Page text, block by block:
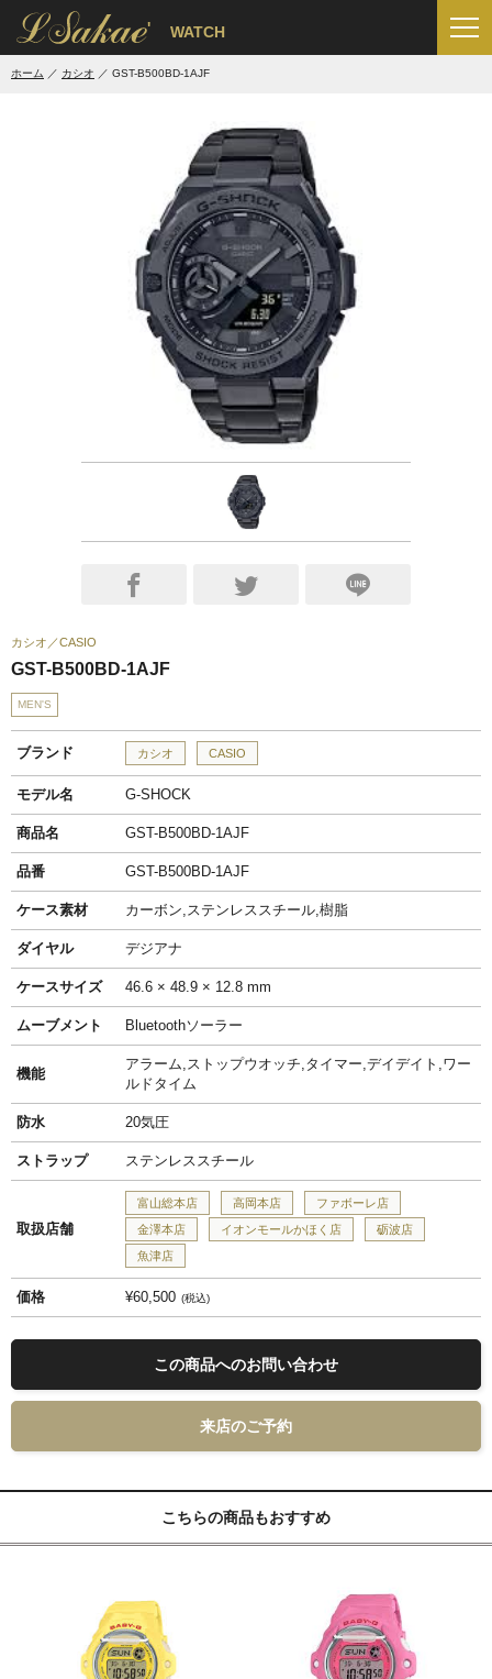
' WATCH
ホーム カシオ GST-B500BD-1AJF
カシオ CASIO
GST-B500BD-1AJF
MEN'S
ブランド カシオ CASIO
モデル名 G-SHOCK
商品名 GST-B500BD-1AJF
品番 GST-B500BD-1AJF
ケース素材 カーボン,ステンレススチール,樹脂
ダイヤル デジアナ
ケースサイズ 46.6 × 48.9 × 12.8 mm
ムーブメント Bluetoothソーラー
機能
アラーム,ストップウオッチ,タイマー,デイデイト,ワー
ルドタイム
防水 20気圧
ストラップ ステンレススチール
取扱店舗
富山総本店 高岡本店
ファボーレ店
金澤本店
イオンモールかほく店
砺波店
魚津店
価格 ¥60,500 税込
この商品へのお問い合わせ
来店のご予約
こちらの商品もおすすめ